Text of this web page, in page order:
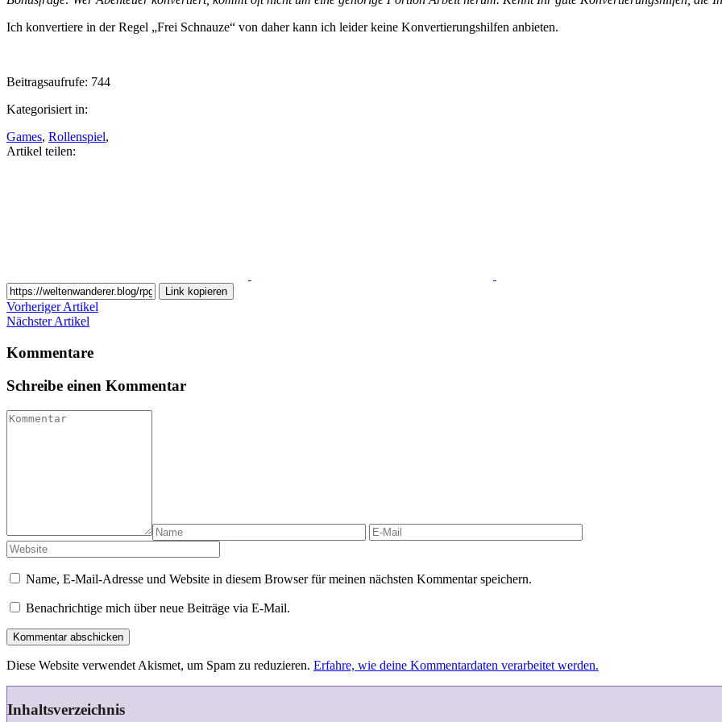
Ich konvertiere in der Regel „Frei Schnauze“ von daher kann ich leider keine Konvertierungshilfen anbieten.
Beitragsaufrufe: 744
Kategorisiert in:
Games, Rollenspiel,
Artikel teilen:
Link kopieren
Vorheriger Artikel
Nächster Artikel
Kommentare
Schreibe einen Kommentar
Name, E-Mail-Adresse und Website in diesem Browser für meinen nächsten Kommentar speichern.
Benachrichtige mich über neue Beiträge via E-Mail.
Kommentar abschicken
Diese Website verwendet Akismet, um Spam zu reduzieren. Erfahre, wie deine Kommentardaten verarbeitet werden.
Inhaltsverzeichnis